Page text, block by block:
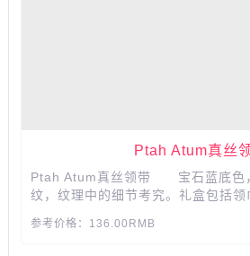
Ptah Atum真丝
Ptah Atum真丝领带 宝石蓝底色
纹，纹理中的细节考究。礼盒包括
婚、开会、参加活动，都不失档次。
参考价格：136.00RMB